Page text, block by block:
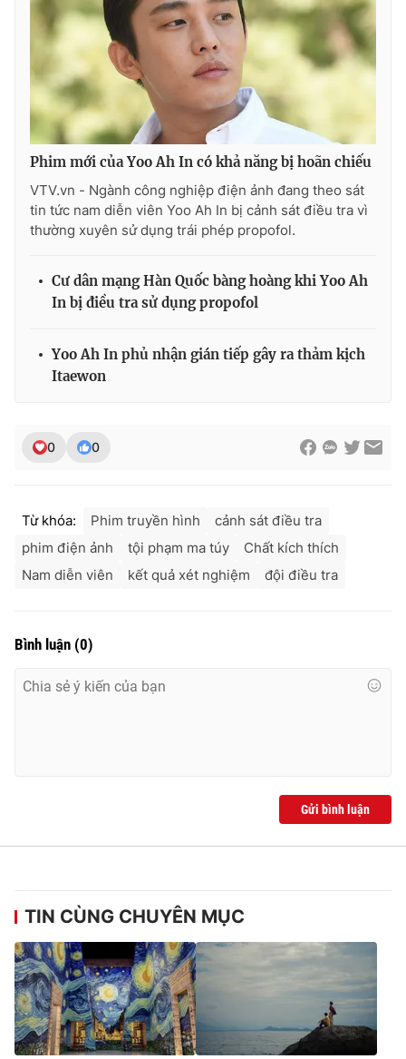
THỜI BÁO VTV
Cơ quan chủ quản:Đài Truyền hình Việt Nam
Giấy phép hoạt động báo in và báo điện tử số 483/GP-BTTTT
cấp ngày 29/12/2023
Phó Tổng Biên tập: Nguyễn Thị Mỹ Hạnh, Phạm Quốc Thắng,
Nguyễn Trọng Ninh
Email:toasoan@vtv.vn
Liên hệ quảng cáo:
Phim mới của Yoo Ah In có khả năng bị hoãn chiếu
VTV.vn - Ngành công nghiệp điện ảnh đang theo sát
tin tức nam diễn viên Yoo Ah In bị cảnh sát điều tra vì
thường xuyên sử dụng trái phép propofol.
Cư dân mạng Hàn Quốc bàng hoàng khi Yoo Ah
In bị điều tra sử dụng propofol
Yoo Ah In phủ nhận gián tiếp gây ra thảm kịch
Itaewon
0 0
Từ khóa: Phim truyền hình
cảnh sát điều tra
phim điện ảnh
tội phạm ma túy
Chất kích thích
Nam diễn viên
kết quả xét nghiệm đội điều tra
Bình luận (0)
Gửi bình luận
TIN CÙNG CHUYÊN MỤC